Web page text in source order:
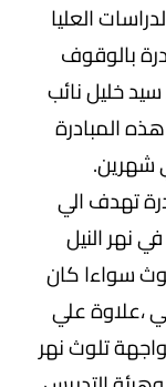
العليا
بالوقوف
خليل نائب
المبادرة
شهرين.
تهدف الي
نهر النيل
سواءا كان
،علاوة علي
تلوث نهر